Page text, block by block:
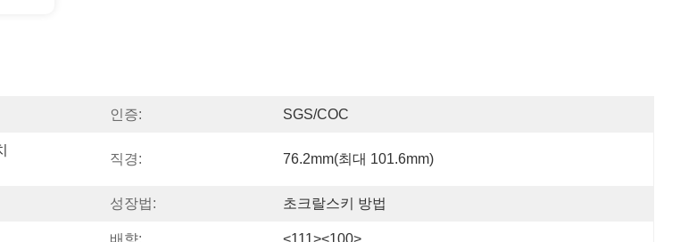
인증: SGS/COC
직경: 76.2mm(최대 101.6mm)
성장법: 초크랄스키 방법
배향: <111><100>